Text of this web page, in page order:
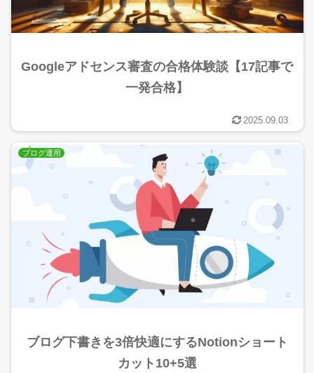
Googleアドセンス審査の合格体験談【17記事で
一発合格】
2025.09.03
ブログ運用
ブログ下書きを3倍快適にするNotionショート
カット10+5選